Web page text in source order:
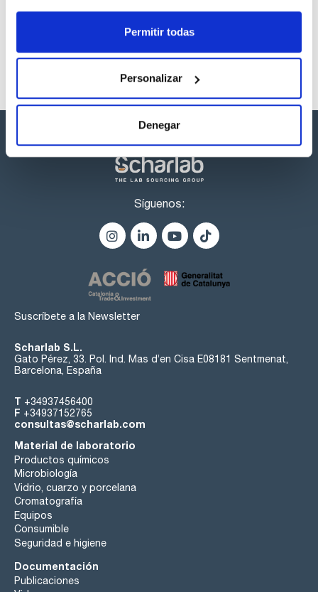
Permitir todas
Personalizar
Denegar
temperatura en la muestra o en el bloque.
Incluye herramienta para una extracción fácil y segura de
Los bloques para tubos de 0,2 ml, tiras y placas de 96
pocillos GRA-0QDP-H y GRA-QDP-FL usados en biologia
molecular y aplicaciones biotecnológicas sólo son
adecuados para los modelos QBD2 y QBH2.
Tres temperaturas programables o segmentos de tiempo
hasta fin de programa (sólo QBH2).
Síguenos:
Suscríbete a la Newsletter
Scharlab S.L.
Gato Pérez, 33. Pol. Ind. Mas d’en Cisa E08181 Sentmenat,
Barcelona, España
T +34937456400
F +34937152765
consultas@scharlab.com
Material de laboratorio
Productos químicos
Microbiología
Vidrio, cuarzo y porcelana
Cromatografía
Equipos
Consumible
Seguridad e higiene
Documentación
Publicaciones